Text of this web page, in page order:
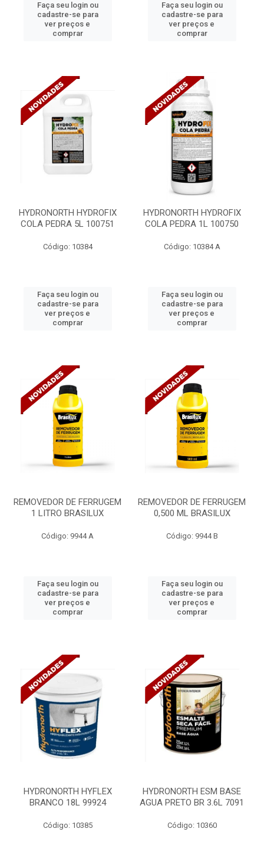
Faça seu login ou
cadastre-se para
ver preços e
comprar
Faça seu login ou
cadastre-se para
ver preços e
comprar
HYDRONORTH HYDROFIX
COLA PEDRA 5L 100751
Código: 10384
Faça seu login ou
cadastre-se para
ver preços e
comprar
HYDRONORTH HYDROFIX
COLA PEDRA 1L 100750
Código: 10384 A
Faça seu login ou
cadastre-se para
ver preços e
comprar
REMOVEDOR DE FERRUGEM
1 LITRO BRASILUX
Código: 9944 A
Faça seu login ou
cadastre-se para
ver preços e
comprar
REMOVEDOR DE FERRUGEM
0,500 ML BRASILUX
Código: 9944 B
Faça seu login ou
cadastre-se para
ver preços e
comprar
HYDRONORTH HYFLEX
BRANCO 18L 99924
Código: 10385
HYDRONORTH ESM BASE
AGUA PRETO BR 3.6L 7091
Código: 10360